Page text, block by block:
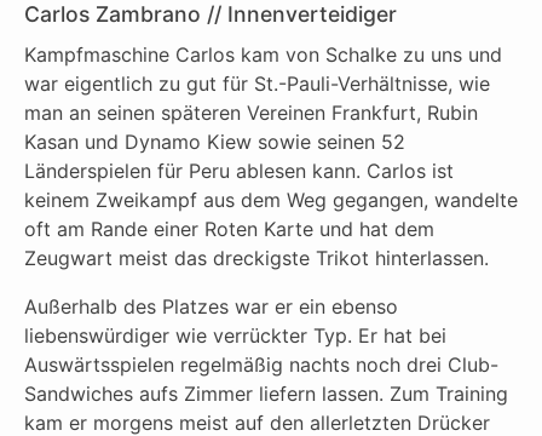
Carlos Zambrano // Innenverteidiger
Kampfmaschine Carlos kam von Schalke zu uns und
war eigentlich zu gut für St.-Pauli-Verhältnisse, wie
man an seinen späteren Vereinen Frankfurt, Rubin
Kasan und Dynamo Kiew sowie seinen 52
Länderspielen für Peru ablesen kann. Carlos ist
keinem Zweikampf aus dem Weg gegangen, wandelte
oft am Rande einer Roten Karte und hat dem
Zeugwart meist das dreckigste Trikot hinterlassen.
Außerhalb des Platzes war er ein ebenso
liebenswürdiger wie verrückter Typ. Er hat bei
Auswärtsspielen regelmäßig nachts noch drei Club-
Sandwiches aufs Zimmer liefern lassen. Zum Training
kam er morgens meist auf den allerletzten Drücker